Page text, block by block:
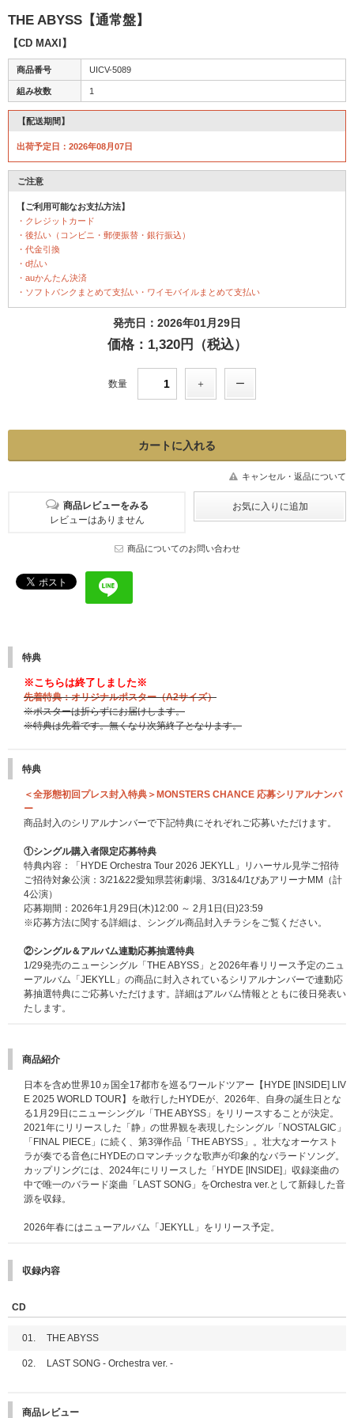
THE ABYSS【通常盤】
【CD MAXI】
商品番号 UICV-5089
組み枚数 1
【配送期間】
出荷予定日：2026年08月07日
ご注意
【ご利用可能なお支払方法】
・クレジットカード
・後払い（コンビニ・郵便振替・銀行振込）
・代金引換
・d払い
・auかんたん決済
・ソフトバンクまとめて支払い・ワイモバイルまとめて支払い
発売日：2026年01月29日
価格：1,320円（税込）
数量
キャンセル・返品について
商品レビューをみる
レビューはありません
商品についてのお問い合わせ
特典
※こちらは終了しました※
先着特典：オリジナルポスター（A2サイズ）
※ポスターは折らずにお届けします。
※特典は先着です。無くなり次第終了となります。
特典
＜全形態初回プレス封入特典＞MONSTERS CHANCE 応募シリアルナンバ
ー
商品封入のシリアルナンバーで下記特典にそれぞれご応募いただけます。
①シングル購入者限定応募特典
特典内容：「HYDE Orchestra Tour 2026 JEKYLL」リハーサル見学ご招待
ご招待対象公演：3/21&22愛知県芸術劇場、3/31&4/1ぴあアリーナMM（計
4公演）
応募期間：2026年1月29日(木)12:00 ～ 2月1日(日)23:59
※応募方法に関する詳細は、シングル商品封入チラシをご覧ください。
②シングル＆アルバム連動応募抽選特典
1/29発売のニューシングル「THE ABYSS」と2026年春リリース予定のニュ
ーアルバム「JEKYLL」の商品に封入されているシリアルナンバーで連動応
募抽選特典にご応募いただけます。詳細はアルバム情報とともに後日発表い
たします。
商品紹介
日本を含め世界10ヵ国全17都市を巡るワールドツアー【HYDE [INSIDE] LIV
E 2025 WORLD TOUR】を敢行したHYDEが、2026年、自身の誕生日とな
る1月29日にニューシングル「THE ABYSS」をリリースすることが決定。
2021年にリリースした「静」の世界観を表現したシングル「NOSTALGIC」
「FINAL PIECE」に続く、第3弾作品「THE ABYSS」。壮大なオーケスト
ラが奏でる音色にHYDEのロマンチックな歌声が印象的なバラードソング。
カップリングには、2024年にリリースした「HYDE [INSIDE]」収録楽曲の
中で唯一のバラード楽曲「LAST SONG」をOrchestra ver.として新録した音
源を収録。
2026年春にはニューアルバム「JEKYLL」をリリース予定。
収録内容
CD
01. THE ABYSS
02. LAST SONG - Orchestra ver. -
商品レビュー